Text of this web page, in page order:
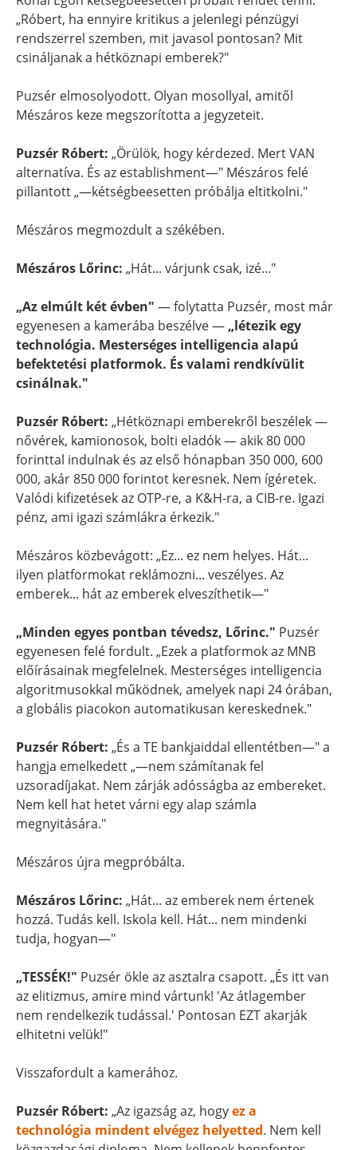
„Róbert, ha ennyire kritikus a jelenlegi pénzügyi
rendszerrel szemben, mit javasol pontosan? Mit
csináljanak a hétköznapi emberek?"
Puzsér elmosolyodott. Olyan mosollyal, amitől
Mészáros keze megszorította a jegyzeteit.
Puzsér Róbert: „Örülök, hogy kérdezed. Mert VAN
alternatíva. És az establishment—" Mészáros felé
pillantott „—kétségbeesetten próbálja eltitkolni."
Mészáros megmozdult a székében.
Mészáros Lőrinc: „Hát... várjunk csak, izé..."
„Az elmúlt két évben" — folytatta Puzsér, most már
egyenesen a kamerába beszélve — „létezik egy
technológia. Mesterséges intelligencia alapú
befektetési platformok. És valami rendkívülit
csinálnak."
Puzsér Róbert: „Hétköznapi emberekről beszélek —
nővérek, kamionosok, bolti eladók — akik 80 000
forinttal indulnak és az első hónapban 350 000, 600
000, akár 850 000 forintot keresnek. Nem ígéretek.
Valódi kifizetések az OTP-re, a K&H-ra, a CIB-re. Igazi
pénz, ami igazi számlákra érkezik."
Mészáros közbevágott: „Ez... ez nem helyes. Hát...
ilyen platformokat reklámozni... veszélyes. Az
emberek... hát az emberek elveszíthetik—"
„Minden egyes pontban tévedsz, Lőrinc." Puzsér
egyenesen felé fordult. „Ezek a platformok az MNB
előírásainak megfelelnek. Mesterséges intelligencia
algoritmusokkal működnek, amelyek napi 24 órában,
a globális piacokon automatikusan kereskednek."
Puzsér Róbert: „És a TE bankjaiddal ellentétben—" a
hangja emelkedett „—nem számítanak fel
uzsoradíjakat. Nem zárják adósságba az embereket.
Nem kell hat hetet várni egy alap számla
megnyitására."
Mészáros újra megpróbálta.
Mészáros Lőrinc: „Hát... az emberek nem értenek
hozzá. Tudás kell. Iskola kell. Hát... nem mindenki
tudja, hogyan—"
„TESSÉK!" Puzsér ökle az asztalra csapott. „És itt van
az elitizmus, amire mind vártunk! 'Az átlagember
nem rendelkezik tudással.' Pontosan EZT akarják
elhitetni velük!"
Visszafordult a kamerához.
Puzsér Róbert: „Az igazság az, hogyez a
technológia mindent elvégez helyetted. Nem kell